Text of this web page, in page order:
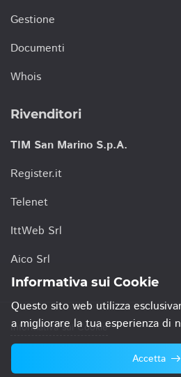
Gestione
Documenti
Whois
Rivenditori
TIM San Marino S.p.A.
Register.it
Telenet
IttWeb Srl
Aico Srl
Informativa sui Cookie
© 2021 TIM San Marino S.p.A.
Informativa sui Cookie
Questo sito web utilizza
a migliorare la tua esperienza di
Accetta